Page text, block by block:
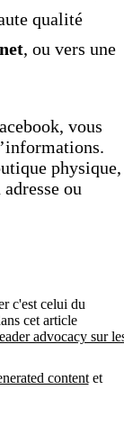
qualité
, ou vers une
vous
physique,
ou
c'est celui du
cet article
advocacy sur
contentet